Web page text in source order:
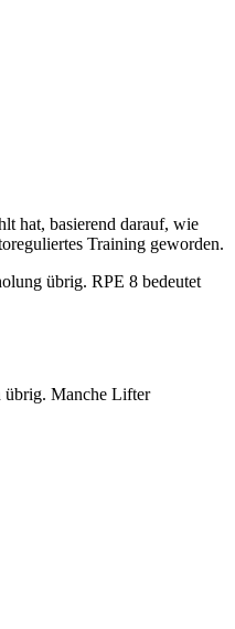
hat, basierend darauf, wie
Training geworden.
übrig. RPE 8 bedeutet
übrig. Manche Lifter